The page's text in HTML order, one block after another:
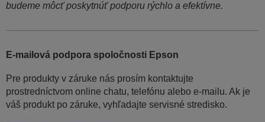
budeme môcť poskytnúť podporu rýchlo a efektívne.
E-mailová podpora spoločnosti Epson
Pre produkty v záruke nás prosím kontaktujte
prostredníctvom online chatu, telefónu alebo e-mailu. Ak je
váš produkt po záruke, vyhľadajte servisné stredisko.